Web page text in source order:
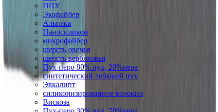
ППУ
Экофайбер
Альпака
Наносиликон
микрофайбер
шерсть овечья
шерсть верблюжья
Пух-перо 80% пух, 20%пера
синтетический лебяжий пух
Эвкалипт
силиконизированное волокно
Вискоза